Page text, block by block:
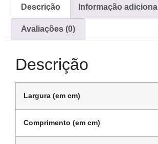
Descrição Informação adicional
Avaliações (0)
Descrição
Largura (em cm)
Comprimento (em cm)